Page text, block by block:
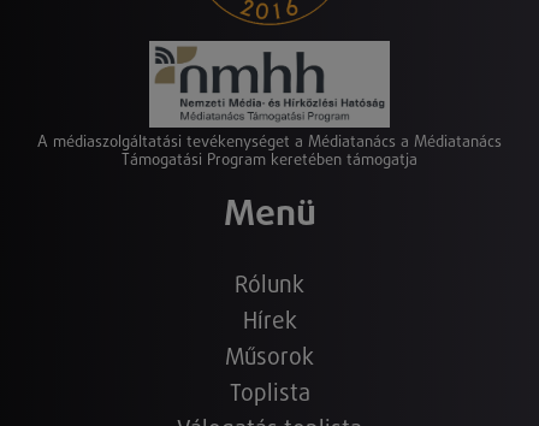
A médiaszolgáltatási tevékenységet a Médiatanács a Médiatanács
Támogatási Program keretében támogatja
Menü
Rólunk
Hírek
Műsorok
Toplista